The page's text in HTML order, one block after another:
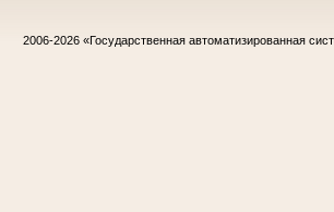
2006-2026 «Государственная автоматизированная